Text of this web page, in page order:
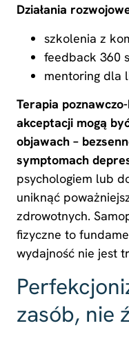
Działania
szkolenia z
feedback 360
mentoring dla
Terapia
akceptacji mogą
objawach –
symptomach
psychologiem lub
uniknąć
zdrowotnych.
fizyczne to
wydajność nie jest
zasób, nie